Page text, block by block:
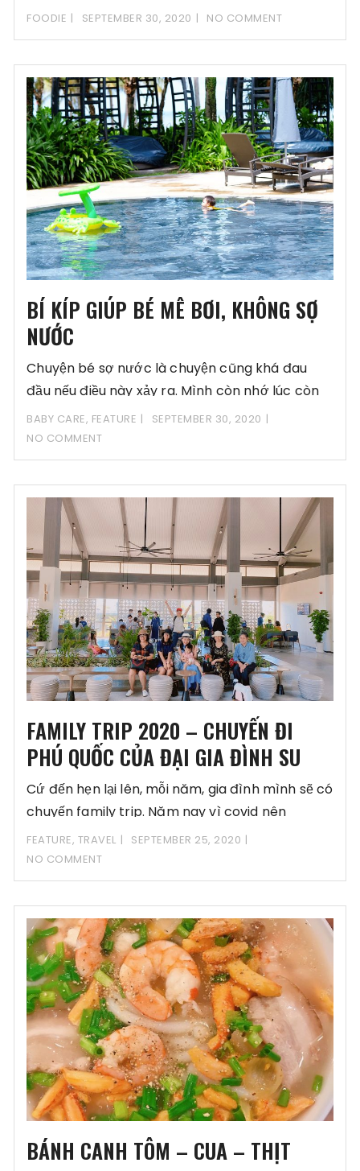
FOODIE SEPTEMBER 30, 2020 NO COMMENT
BÍ KÍP GIÚP BÉ MÊ BƠI, KHÔNG SỢ
NƯỚC
Chuyện bé sợ nước là chuyện cũng khá đau
đầu nếu điều này xảy ra. Mình còn nhớ lúc còn
BABY CARE, FEATURE
SEPTEMBER 30, 2020
NO COMMENT
FAMILY TRIP 2020 – CHUYẾN ĐI
PHÚ QUỐC CỦA ĐẠI GIA ĐÌNH SU
Cứ đến hẹn lại lên, mỗi năm, gia đình mình sẽ có
chuyến family trip. Năm nay vì covid nên
FEATURE, TRAVEL
SEPTEMBER 25, 2020
NO COMMENT
BÁNH CANH TÔM – CUA – THỊT